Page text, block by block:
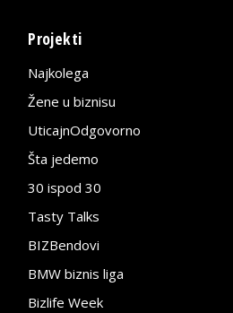
Projekti
Najkolega
Žene u biznisu
UticajnOdgovorno
Šta jedemo
30 ispod 30
Tasty Talks
BIZBendovi
BMW biznis liga
Bizlife Week